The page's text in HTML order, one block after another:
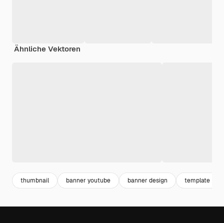
Ähnliche Vektoren
thumbnail banner youtube banner design template